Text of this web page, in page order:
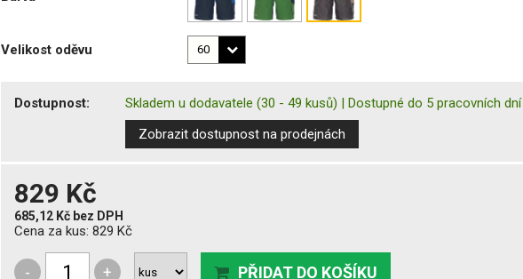
Velikost oděvu
Dostupnost: Skladem u dodavatele (30 - 49 kusů) |Dostupné do 5 pracovních dní
Zobrazit dostupnost na prodejnách
829 Kč
685,12 Kč bez DPH
Cena za kus:829 Kč
- + PŘIDAT DO KOŠÍKU